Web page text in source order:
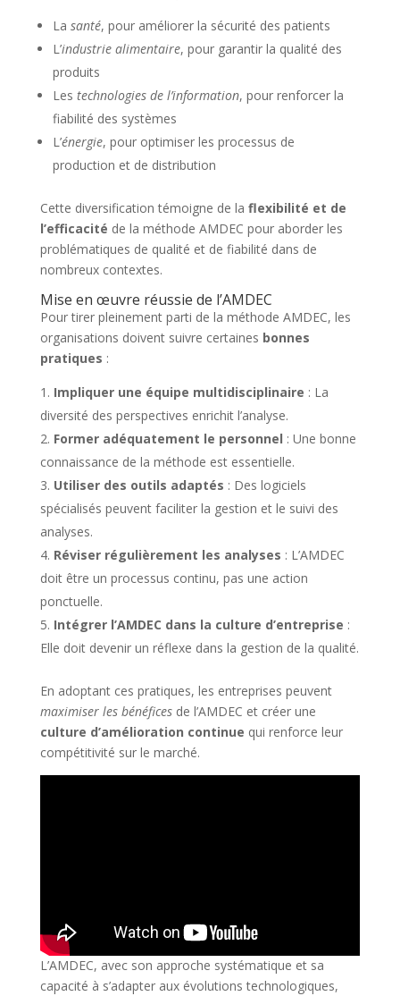
La santé, pour améliorer la sécurité des patients
L’industrie alimentaire, pour garantir la qualité des
produits
Les technologies de l’information, pour renforcer la
fiabilité des systèmes
L’énergie, pour optimiser les processus de
production et de distribution
Cette diversification témoigne de la flexibilité et de
l’efficacité de la méthode AMDEC pour aborder les
problématiques de qualité et de fiabilité dans de
nombreux contextes.
Mise en œuvre réussie de l’AMDEC
Pour tirer pleinement parti de la méthode AMDEC, les
organisations doivent suivre certaines bonnes
pratiques :
Impliquer une équipe multidisciplinaire : La
diversité des perspectives enrichit l’analyse.
Former adéquatement le personnel : Une bonne
connaissance de la méthode est essentielle.
Utiliser des outils adaptés : Des logiciels
spécialisés peuvent faciliter la gestion et le suivi des
analyses.
Réviser régulièrement les analyses : L’AMDEC
doit être un processus continu, pas une action
ponctuelle.
Intégrer l’AMDEC dans la culture d’entreprise :
Elle doit devenir un réflexe dans la gestion de la qualité.
En adoptant ces pratiques, les entreprises peuvent
maximiser les bénéficesde l’AMDEC et créer une
culture d’amélioration continue qui renforce leur
compétitivité sur le marché.
L’AMDEC, avec son approche systématique et sa
capacité à s’adapter aux évolutions technologiques,